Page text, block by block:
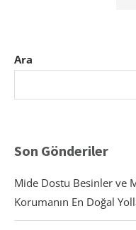
Ara
Son Gönderiler
Mide Dostu Besinler ve
Korumanın En Doğal